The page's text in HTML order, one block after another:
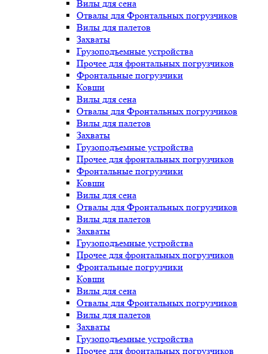
Вилы для сена
Отвалы для Фронтальных погрузчиков
Вилы для палетов
Захваты
Грузоподъемные устройства
Прочее для фронтальных погрузчиков
Фронтальные погрузчики
Ковши
Вилы для сена
Отвалы для Фронтальных погрузчиков
Вилы для палетов
Захваты
Грузоподъемные устройства
Прочее для фронтальных погрузчиков
Фронтальные погрузчики
Ковши
Вилы для сена
Отвалы для Фронтальных погрузчиков
Вилы для палетов
Захваты
Грузоподъемные устройства
Прочее для фронтальных погрузчиков
Фронтальные погрузчики
Ковши
Вилы для сена
Отвалы для Фронтальных погрузчиков
Вилы для палетов
Захваты
Грузоподъемные устройства
Прочее для фронтальных погрузчиков